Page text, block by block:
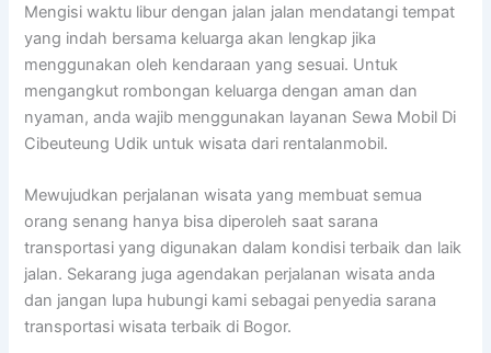
Mengisi waktu libur dengan jalan jalan mendatangi tempat
yang indah bersama keluarga akan lengkap jika
menggunakan oleh kendaraan yang sesuai. Untuk
mengangkut rombongan keluarga dengan aman dan
nyaman, anda wajib menggunakan layanan Sewa Mobil Di
Cibeuteung Udik untuk wisata dari rentalanmobil.
Mewujudkan perjalanan wisata yang membuat semua
orang senang hanya bisa diperoleh saat sarana
transportasi yang digunakan dalam kondisi terbaik dan laik
jalan. Sekarang juga agendakan perjalanan wisata anda
dan jangan lupa hubungi kami sebagai penyedia sarana
transportasi wisata terbaik di Bogor.